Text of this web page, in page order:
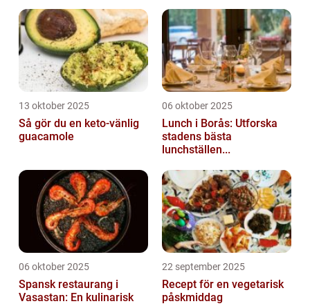
13 oktober 2025
Så gör du en keto-vänlig
guacamole
06 oktober 2025
Lunch i Borås: Utforska
stadens bästa
lunchställen...
06 oktober 2025
Spansk restaurang i
Vasastan: En kulinarisk
22 september 2025
Recept för en vegetarisk
påskmiddag